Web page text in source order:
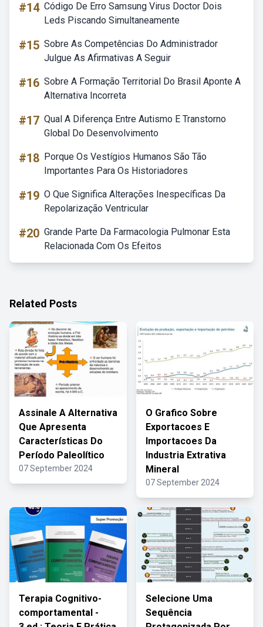
#14 Código De Erro Samsung Virus Doctor Dois
Leds Piscando Simultaneamente
#15 Sobre As Competências Do Administrador
Julgue As Afirmativas A Seguir
#16 Sobre A Formação Territorial Do Brasil Aponte A
Alternativa Incorreta
#17 Qual A Diferença Entre Autismo E Transtorno
Global Do Desenvolvimento
#18 Porque Os Vestígios Humanos São Tão
Importantes Para Os Historiadores
#19 O Que Significa Alterações Inespecíficas Da
Repolarização Ventricular
#20 Grande Parte Da Farmacologia Pulmonar Esta
Relacionada Com Os Efeitos
Related Posts
Assinale A Alternativa
Que Apresenta
Características Do
Período Paleolítico
07 September 2024
O Grafico Sobre
Exportacoes E
Importacoes Da
Industria Extrativa
Mineral
07 September 2024
Terapia Cognitivo-
comportamental -
Selecione Uma
Sequência